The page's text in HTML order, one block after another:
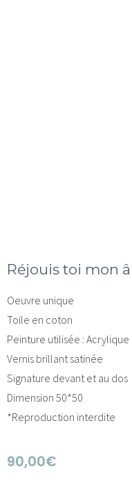
Réjouis toi mon
Oeuvre unique
Toile en coton
Peinture utilisée : Acrylique
Vernis brillant satinée
Signature devant et au dos
Dimension 50*50
*Reproduction interdite
90,00€